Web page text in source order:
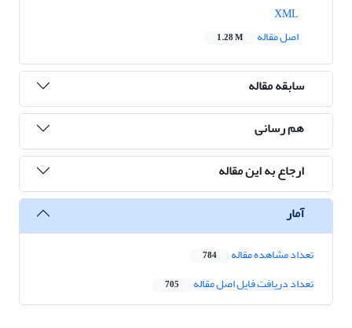
اصل مقاله
1.28 M
سابقه مقاله
هم رسانی
ارجاع به این مقاله
آمار
تعداد مشاهده مقاله 784
تعداد دریافت فایل اصل مقاله 705